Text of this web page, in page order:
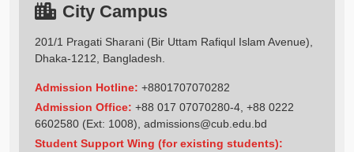
City Campus
201/1 Pragati Sharani (Bir Uttam Rafiqul Islam Avenue),
Dhaka-1212, Bangladesh.
Admission Hotline: +8801707070282
Admission Office: +88 017 07070280-4, +88 0222
6602580 (Ext: 1008), admissions@cub.edu.bd
Student Support Wing (for existing students):